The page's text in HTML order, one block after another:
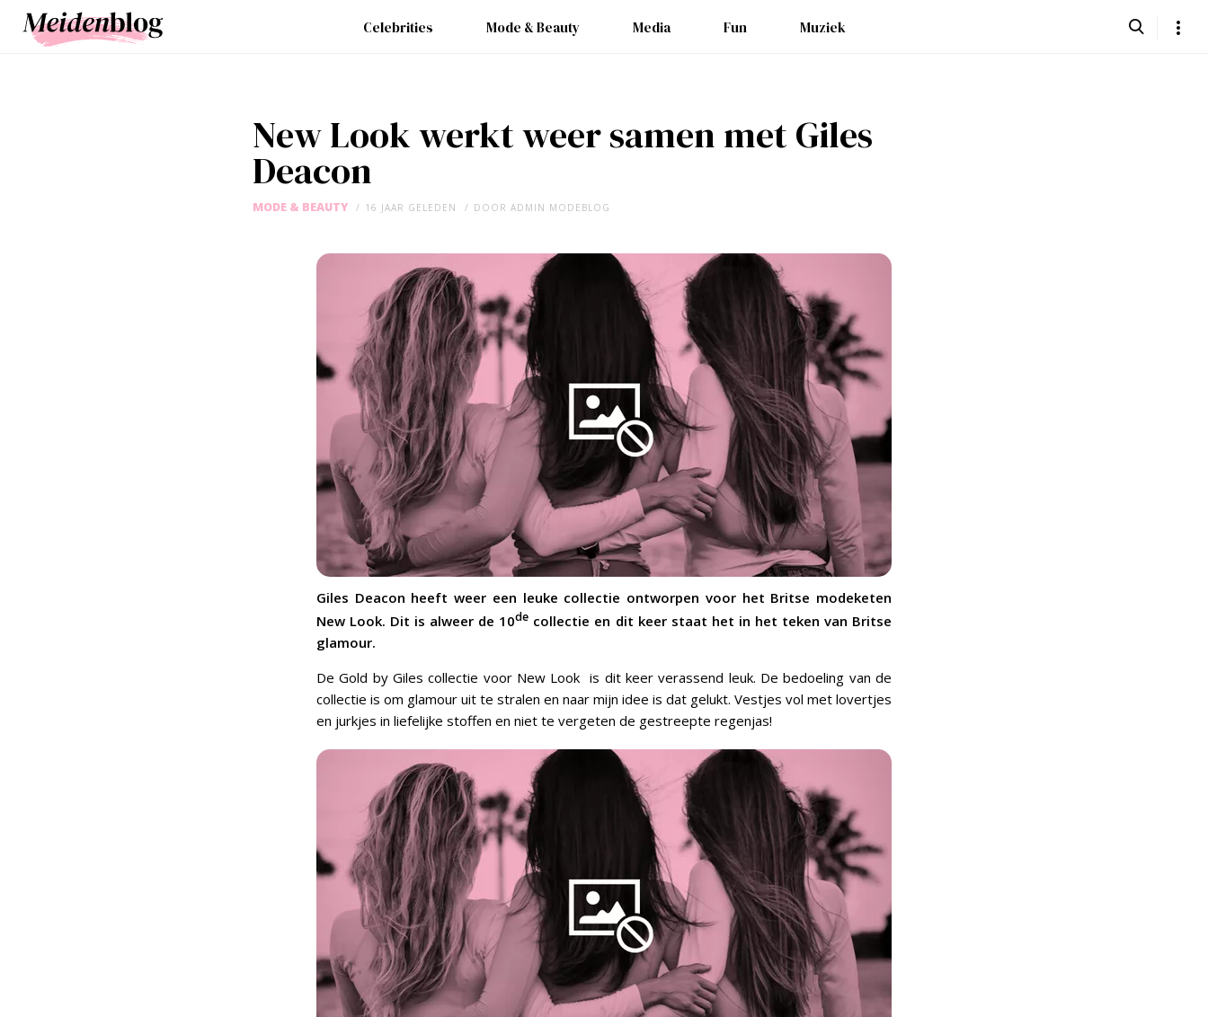
Celebrities Mode & Beauty Media Fun Muziek
New Look werkt weer samen met Giles
Deacon
MODE & BEAUTY 16 JAAR GELEDEN DOOR ADMIN MODEBLOG
Giles Deacon heeft weer een leuke collectie ontworpen voor het Britse modeketen
New Look. Dit is alweer de 10de collectie en dit keer staat het in het teken van Britse
glamour.
De Gold by Giles collectie voor New Look is dit keer verassend leuk. De bedoeling van de
collectie is om glamour uit te stralen en naar mijn idee is dat gelukt. Vestjes vol met lovertjes
en jurkjes in liefelijke stoffen en niet te vergeten de gestreepte regenjas!